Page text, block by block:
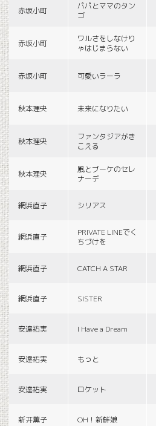
赤坂小町
パパとママのタン
ゴ
赤坂小町
ワルさをしなけり
ゃはじまらない
赤坂小町 可愛いラーラ
秋本理央 未来になりたい
秋本理央
ファンタジアがき
こえる
秋本理央
風とブーケのセレ
ナーデ
網浜直子 シリアス
網浜直子
PRIVATE LINEでく
ちづけを
網浜直子 CATCH A STAR
網浜直子 SISTER
安達祐実 I Have a Dream
安達祐実 もっと
安達祐実 ロケット
新井薫子 OH！新鮮娘